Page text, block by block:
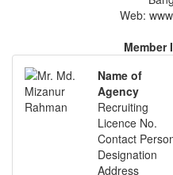
Web:
Member
Name of
Agency
Recruiting
Licence No.
Contact
Designation
Address